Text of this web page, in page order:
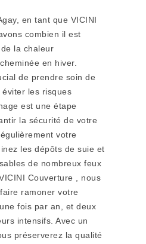
en tant que VICINI
combien il est
la chaleur
en hiver.
de prendre soin de
les risques
est une étape
la sécurité de votre
votre
les dépôts de suie et
de nombreux feux
Couverture , nous
ramoner votre
fois par an, et deux
intensifs. Avec un
préserverez la qualité